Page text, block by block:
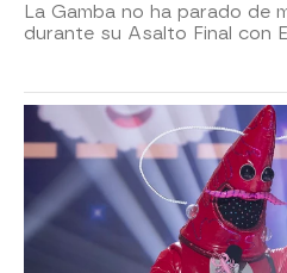
La Gamba no ha parado de
durante su Asalto Final con